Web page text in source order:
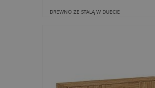
DREWNO ZE STALĄ W DUECIE